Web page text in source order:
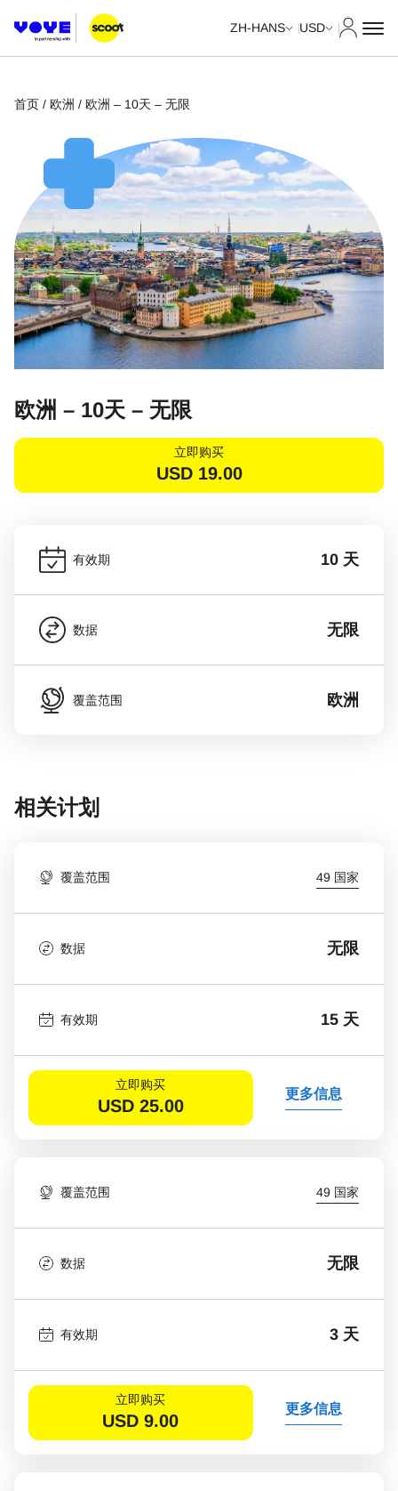
ZH-HANS USD
首页 / 欧洲 / 欧洲 – 10天 – 无限
欧洲 – 10天 – 无限
立即购买
USD 19.00
有效期 10 天
数据 无限
覆盖范围 欧洲
相关计划
覆盖范围 49 国家
数据 无限
有效期 15 天
立即购买
USD 25.00
更多信息
覆盖范围 49 国家
数据 无限
有效期 3 天
立即购买
USD 9.00
更多信息